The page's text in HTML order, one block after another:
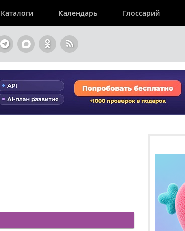
Каталоги Календарь Глоссарий